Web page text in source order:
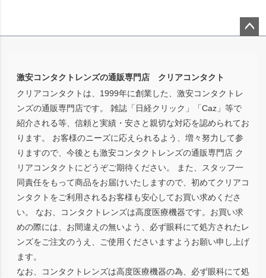
激安コンタクトレンズの通販専門店 クリアコンタクト
クリアコンタクトは、1999年に創業した、激安コンタクトレ
ンズの通販専門店です。 雑誌「日経クリック」「Caz」等で
紹介される等、信頼と実績・安さと親切な対応を認められてお
ります。 お客様のニーズに応えられるよう、増々努力して参
りますので、今後とも激安コンタクトレンズの通販専門店 ク
リアコンタクトにどうぞご期待ください。 また、スタッフ一
同責任をもって商品をお届けいたしますので、初めてクリアコ
ンタクトをご利用されるお客様も安心してお買い求めくださ
い。 なお、コンタクトレンズは高度医療機器です。お買い求
めの際には、お間違えの無いよう、必ず眼科にて処方されたレ
ンズをご注文のうえ、ご使用くださいますようお願い申し上げ
ます。
なお、コンタクトレンズは高度医療機器の為、必ず眼科にて処